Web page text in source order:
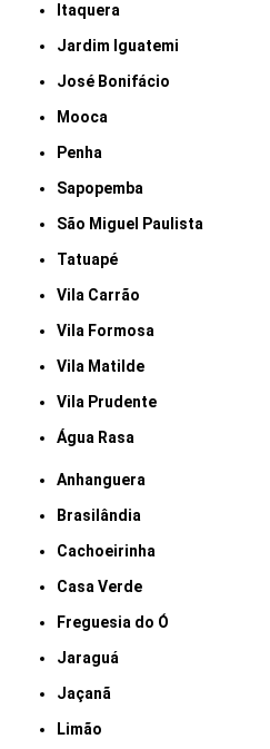
Itaquera
Jardim Iguatemi
José Bonifácio
Mooca
Penha
Sapopemba
São Miguel Paulista
Tatuapé
Vila Carrão
Vila Formosa
Vila Matilde
Vila Prudente
Água Rasa
Anhanguera
Brasilândia
Cachoeirinha
Casa Verde
Freguesia do Ó
Jaraguá
Jaçanã
Limão